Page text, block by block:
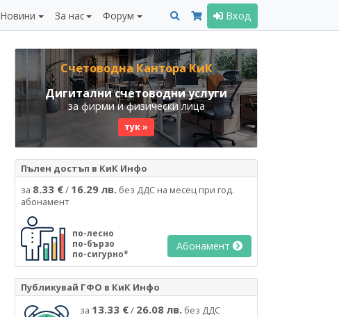
Новини За нас Форум Вход
Счетоводна Кантора КиК
Дигитални счетоводни услуги
за фирми и физически лица
тук »
Пълен достъп в КиК Инфо
за 8.33 €/ 16.29 лв. без ДДС на месец при год.
абонамент
по-лесно
по-бързо
по-сигурно*
Абонамент
Публикувай ГФО в КиК Инфо
за 13.33 €/ 26.08 лв. без ДДС